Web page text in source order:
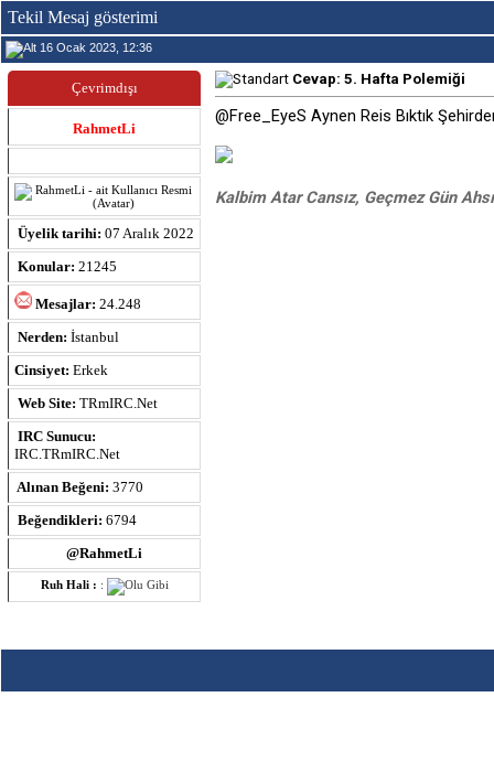
Tekil Mesaj gösterimi
16 Ocak 2023, 12:36
Çevrimdışı
RahmetLi
Üyelik tarihi: 07 Aralık 2022
Konular: 21245
Mesajlar: 24.248
Nerden: İstanbul
Cinsiyet: Erkek
Web Site: TRmIRC.Net
IRC Sunucu:
IRC.TRmIRC.Net
Alınan Beğeni: 3770
Beğendikleri: 6794
@RahmetLi
Ruh Hali : :
Cevap: 5. Hafta Polemiği
@Free_EyeS Aynen Reis Bıktık
Kalbim Atar Cansız, Geçmez Gün